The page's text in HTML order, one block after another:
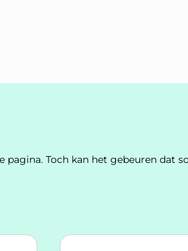
Toch kan het gebeuren dat